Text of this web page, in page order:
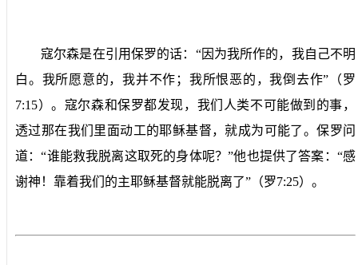
寇尔森是在引用保罗的话：“因为我所作的，我自己不明
白。我所愿意的，我并不作；我所恨恶的，我倒去作”（罗
7:15）。寇尔森和保罗都发现，我们人类不可能做到的事，
透过那在我们里面动工的耶稣基督，就成为可能了。保罗问
道：“谁能救我脱离这取死的身体呢？”他也提供了答案：“感
谢神！靠着我们的主耶稣基督就能脱离了”（罗7:25）。